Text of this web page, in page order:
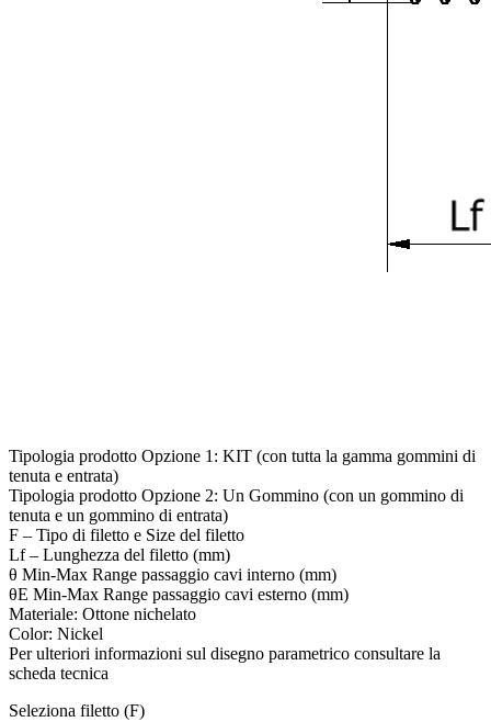
Tipologia prodotto Opzione 1: KIT (con tutta la gamma gommini di
tenuta e entrata)
Tipologia prodotto Opzione 2: Un Gommino (con un gommino di
tenuta e un gommino di entrata)
F – Tipo di filetto e Size del filetto
Lf – Lunghezza del filetto (mm)
θ Min-Max Range passaggio cavi interno (mm)
θE Min-Max Range passaggio cavi esterno (mm)
Materiale: Ottone nichelato
Color: Nickel
Per ulteriori informazioni sul disegno parametrico consultare la
scheda tecnica
Seleziona filetto (F)